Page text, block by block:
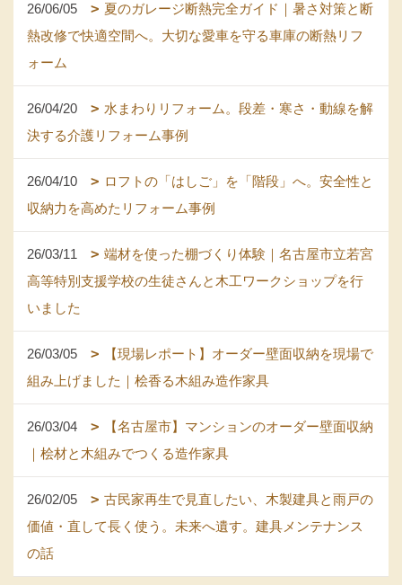
26/06/05
夏のガレージ断熱完全ガイド｜暑さ対策と断
熱改修で快適空間へ。大切な愛車を守る車庫の断熱リフ
ォーム
26/04/20
水まわりリフォーム。段差・寒さ・動線を解
決する介護リフォーム事例
26/04/10
ロフトの「はしご」を「階段」へ。安全性と
収納力を高めたリフォーム事例
26/03/11
端材を使った棚づくり体験｜名古屋市立若宮
高等特別支援学校の生徒さんと木工ワークショップを行
いました
26/03/05
【現場レポート】オーダー壁面収納を現場で
組み上げました｜桧香る木組み造作家具
26/03/04
【名古屋市】マンションのオーダー壁面収納
｜桧材と木組みでつくる造作家具
26/02/05
古民家再生で見直したい、木製建具と雨戸の
価値・直して長く使う。未来へ遺す。建具メンテナンス
の話